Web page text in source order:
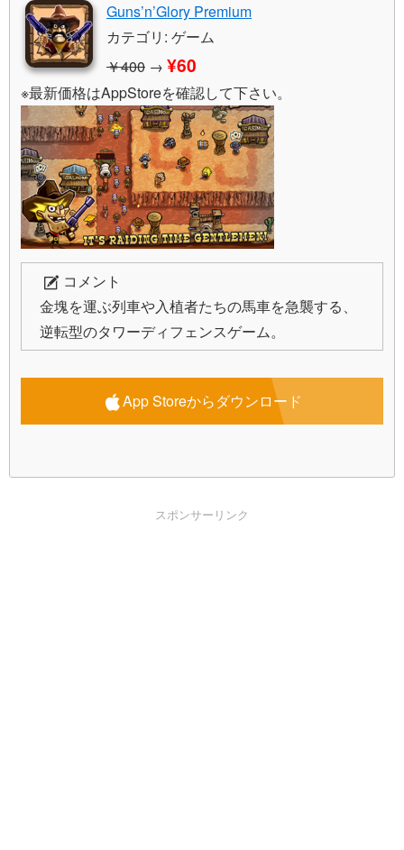
Guns’n’Glory Premium
カテゴリ: ゲーム
￥400 → ¥60
※最新価格はAppStoreを確認して下さい。
コメント
金塊を運ぶ列車や入植者たちの馬車を急襲する、
逆転型のタワーディフェンスゲーム。
App Storeからダウンロード
スポンサーリンク